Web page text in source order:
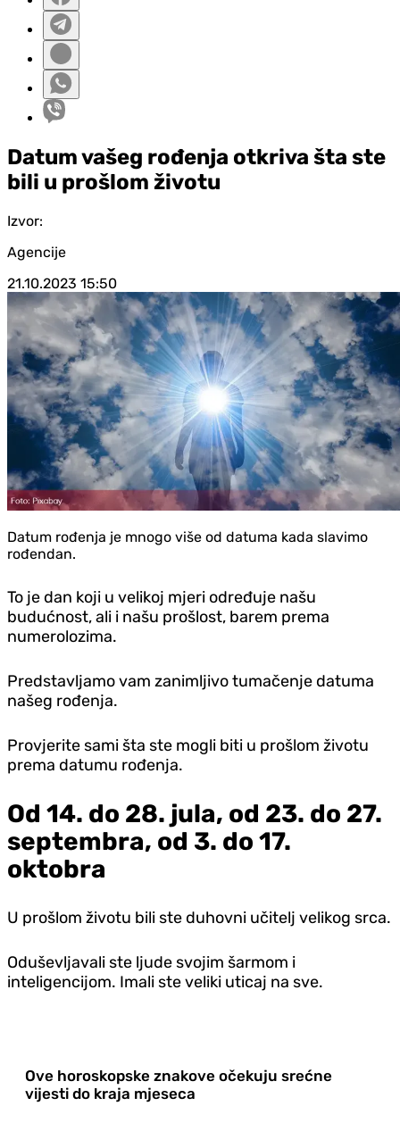
Datum vašeg rođenja otkriva šta ste
bili u prošlom životu
Izvor:
Agencije
21.10.2023 15:50
Datum rođenja je mnogo više od datuma kada slavimo
rođendan.
To je dan koji u velikoj mjeri određuje našu
budućnost, ali i našu prošlost, barem prema
numerolozima.
Predstavljamo vam zanimljivo tumačenje datuma
našeg rođenja.
Provjerite sami šta ste mogli biti u prošlom životu
prema datumu rođenja.
Od 14. do 28. jula, od 23. do 27.
septembra, od 3. do 17.
oktobra
U prošlom životu bili ste duhovni učitelj velikog srca.
Oduševljavali ste ljude svojim šarmom i
inteligencijom. Imali ste veliki uticaj na sve.
Ove horoskopske znakove očekuju srećne
vijesti do kraja mjeseca